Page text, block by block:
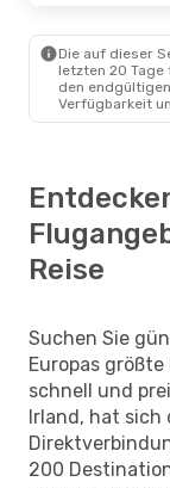
Die auf dieser
letzten 20
den
Verfügbarkeit
Reise
Suchen Sie
Europas
schnell und
Irland, hat
200